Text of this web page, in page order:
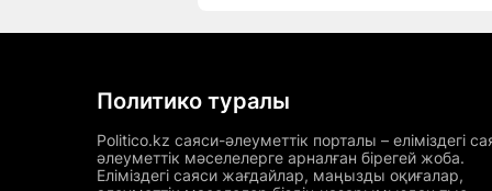
Политико туралы
Politico.kz саяси-әлеуметтік порталы – еліміздегі
әлеуметтік мәселелерге арналған бірегей жоба.
Еліміздегі саяси жағдайлар, маңызды оқиғалар,